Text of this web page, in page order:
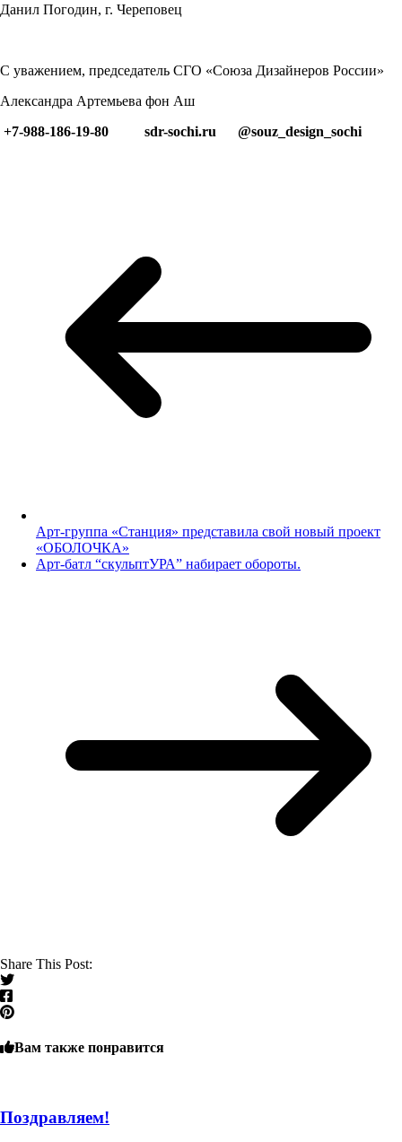
Данил Погодин, г. Череповец
С уважением, председатель СГО «Союза Дизайнеров России»
Александра Артемьева фон Аш
+7-988-186-19-80 sdr-sochi.ru @souz_design_sochi
Арт-группа «Станция» представила свой новый проект
«ОБОЛОЧКА»
Арт-батл “скульптУРА” набирает обороты.
Share This Post:
Вам также понравится
Поздравляем!